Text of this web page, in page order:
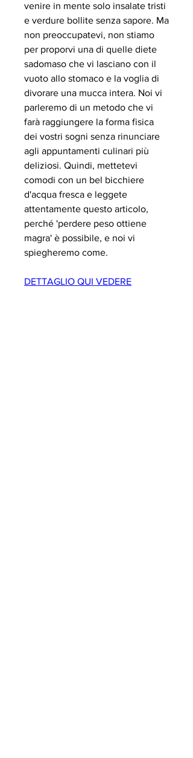
venire in mente solo insalate tristi
e verdure bollite senza sapore. Ma
non preoccupatevi, non stiamo
per proporvi una di quelle diete
sadomaso che vi lasciano con il
vuoto allo stomaco e la voglia di
divorare una mucca intera. Noi vi
parleremo di un metodo che vi
farà raggiungere la forma fisica
dei vostri sogni senza rinunciare
agli appuntamenti culinari più
deliziosi. Quindi, mettetevi
comodi con un bel bicchiere
d'acqua fresca e leggete
attentamente questo articolo,
perché 'perdere peso ottiene
magra' è possibile, e noi vi
spiegheremo come.
DETTAGLIO QUI VEDERE